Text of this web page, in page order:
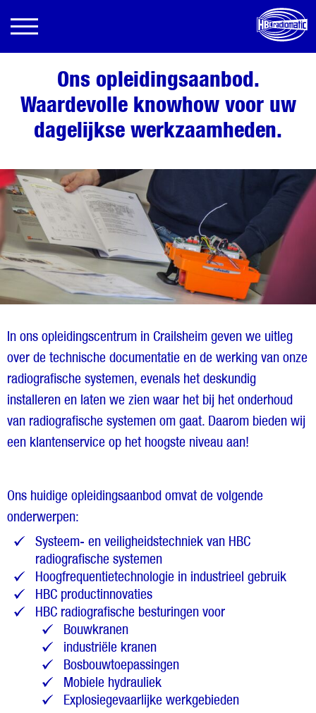
Ons opleidingsaanbod.
Waardevolle knowhow voor uw
dagelijkse werkzaamheden.
In ons opleidingscentrum in Crailsheim geven we uitleg
over de technische documentatie en de werking van onze
radiografische systemen, evenals het deskundig
installeren en laten we zien waar het bij het onderhoud
van radiografische systemen om gaat. Daarom bieden wij
een klantenservice op het hoogste niveau aan!
Ons huidige opleidingsaanbod omvat de volgende
onderwerpen:
Systeem- en veiligheidstechniek van HBC
radiografische systemen
Hoogfrequentietechnologie in industrieel gebruik
HBC productinnovaties
HBC radiografische besturingen voor
Bouwkranen
industriële kranen
Bosbouwtoepassingen
Mobiele hydrauliek
Explosiegevaarlijke werkgebieden